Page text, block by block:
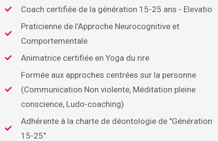
Coach certifiée de la génération 15-25 ans - Elevatio
Praticienne de l'Approche Neurocognitive et
Comportementale
Animatrice certifiée en Yoga du rire
Formée aux approches centrées sur la personne
(Communication Non violente, Méditation pleine
conscience, Ludo-coaching)
Adhérente à la charte de déontologie de "Génération
15-25"